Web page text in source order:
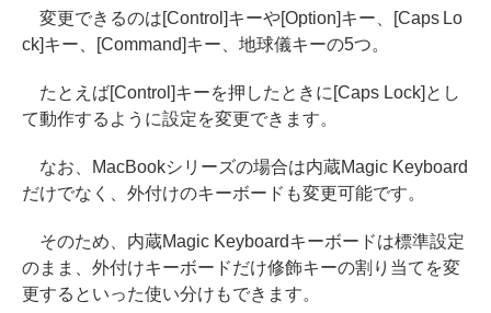
変更できるのは[Control]キーや[Option]キー、[Caps Lo
ck]キー、[Command]キー、地球儀キーの5つ。
たとえば[Control]キーを押したときに[Caps Lock]とし
て動作するように設定を変更できます。
なお、MacBookシリーズの場合は内蔵Magic Keyboard
だけでなく、外付けのキーボードも変更可能です。
そのため、内蔵Magic Keyboardキーボードは標準設定
のまま、外付けキーボードだけ修飾キーの割り当てを変
更するといった使い分けもできます。